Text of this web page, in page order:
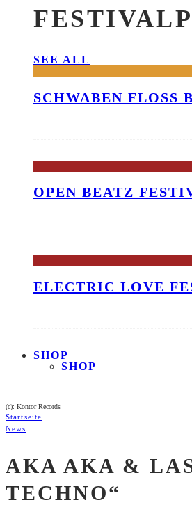
SEE ALL
SCHWABEN FLOSS
OPEN BEATZ
ELECTRIC LOVE
SHOP
SHOP
(c): Kontor Records
Startseite
News
AKA AKA &
TECHNO“